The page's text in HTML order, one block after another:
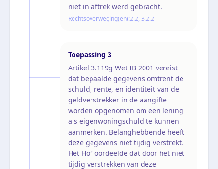
niet in aftrek werd gebracht.
Rechtsoverweging(en):2.2, 3.2.2
Toepassing 3
Artikel 3.119g Wet IB 2001 vereist
dat bepaalde gegevens omtrent de
schuld, rente, en identiteit van de
geldverstrekker in de aangifte
worden opgenomen om een lening
als eigenwoningschuld te kunnen
aanmerken. Belanghebbende heeft
deze gegevens niet tijdig verstrekt.
Het Hof oordeelde dat door het niet
tijdig verstrekken van deze